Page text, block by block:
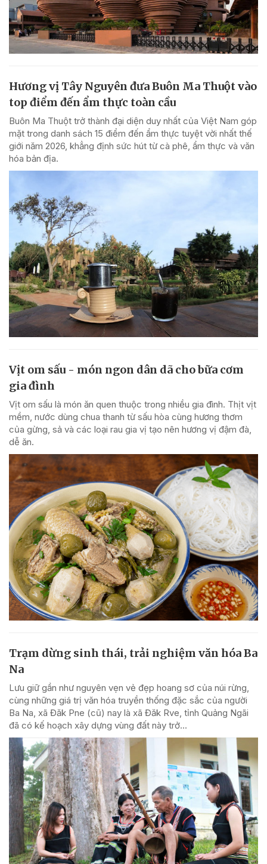
Hương vị Tây Nguyên đưa Buôn Ma Thuột vào
top điểm đến ẩm thực toàn cầu
Buôn Ma Thuột trở thành đại diện duy nhất của Việt Nam góp
mặt trong danh sách 15 điểm đến ẩm thực tuyệt vời nhất thế
giới năm 2026, khẳng định sức hút từ cà phê, ẩm thực và văn
hóa bản địa.
Vịt om sấu - món ngon dân dã cho bữa cơm
gia đình
Vịt om sấu là món ăn quen thuộc trong nhiều gia đình. Thịt vịt
mềm, nước dùng chua thanh từ sấu hòa cùng hương thơm
của gừng, sả và các loại rau gia vị tạo nên hương vị đậm đà,
dễ ăn.
Trạm dừng sinh thái, trải nghiệm văn hóa Ba
Na
Lưu giữ gần như nguyên vẹn vẻ đẹp hoang sơ của núi rừng,
cùng những giá trị văn hóa truyền thống đặc sắc của người
Ba Na, xã Đăk Pne (cũ) nay là xã Đăk Rve, tỉnh Quảng Ngãi
đã có kế hoạch xây dựng vùng đất này trở...